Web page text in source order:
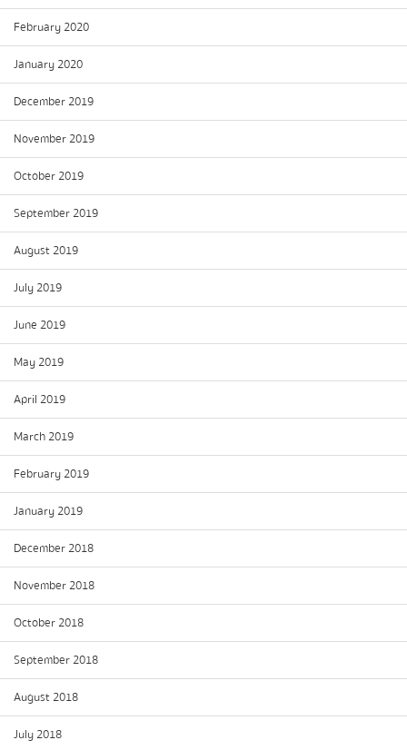
February 2020
January 2020
December 2019
November 2019
October 2019
September 2019
August 2019
July 2019
June 2019
May 2019
April 2019
March 2019
February 2019
January 2019
December 2018
November 2018
October 2018
September 2018
August 2018
July 2018